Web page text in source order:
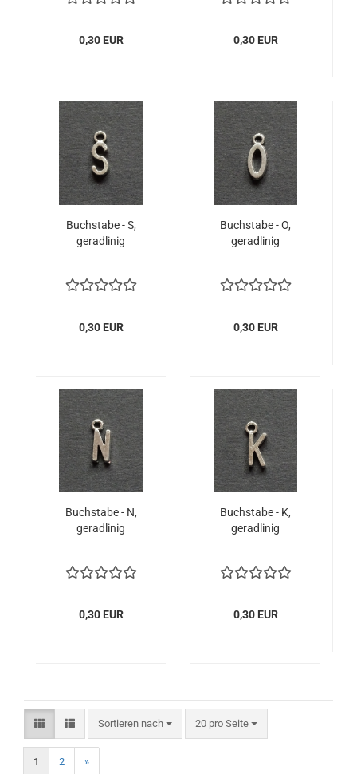
0,30 EUR 0,30 EUR
Buchstabe - S,
geradlinig
0,30 EUR
Buchstabe - O,
geradlinig
0,30 EUR
Buchstabe - N,
geradlinig
0,30 EUR
Buchstabe - K,
geradlinig
0,30 EUR
Sortieren nach
Sortieren nach 20 pro Seite
pro Seite
1 2 »